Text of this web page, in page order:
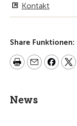
Kontakt
Share Funktionen:
News